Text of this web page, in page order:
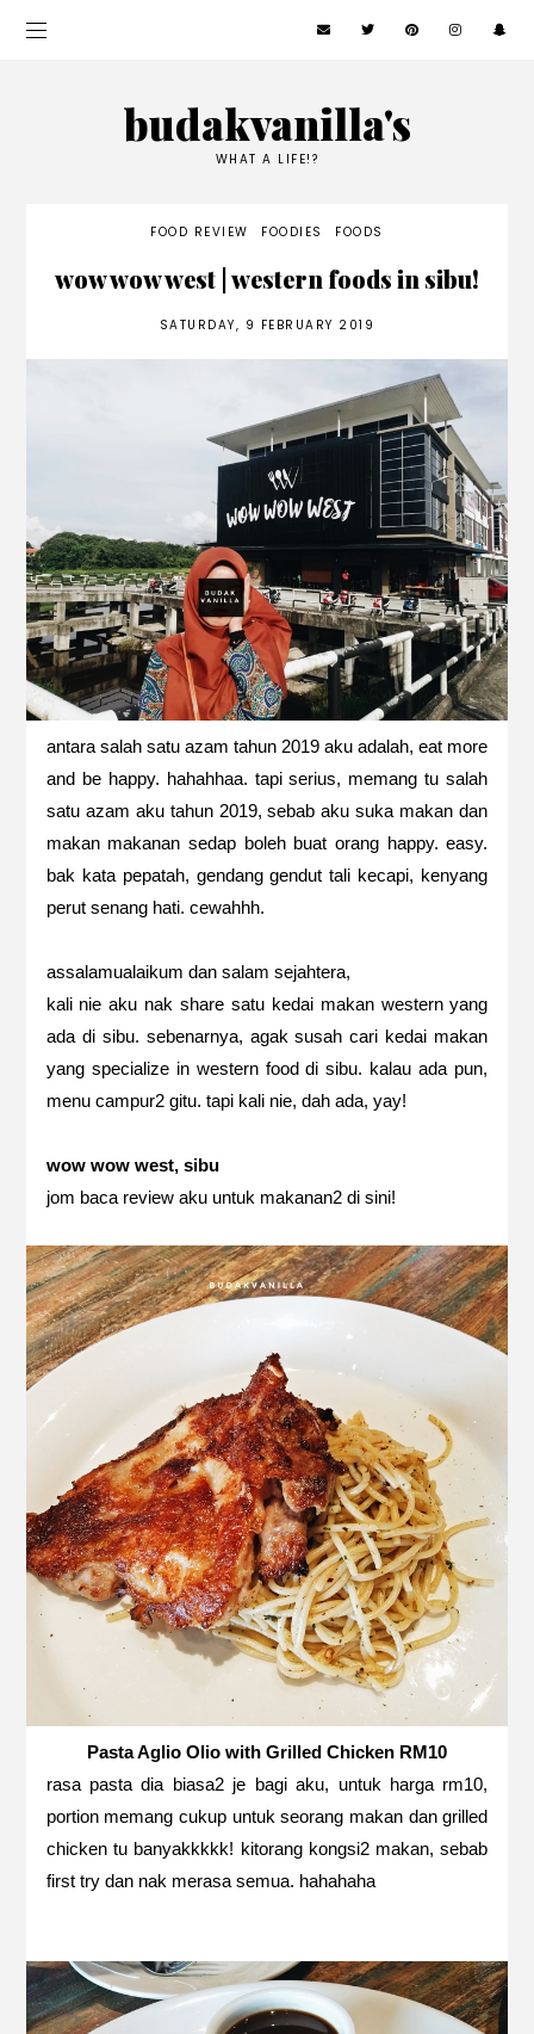
budakvanilla's
WHAT A LIFE!?
FOOD REVIEW FOODIES FOODS
wow wow west | western foods in sibu!
SATURDAY, 9 FEBRUARY 2019
antara salah satu azam tahun 2019 aku adalah, eat more
and be happy. hahahhaa. tapi serius, memang tu salah
satu azam aku tahun 2019, sebab aku suka makan dan
makan makanan sedap boleh buat orang happy. easy.
bak kata pepatah, gendang gendut tali kecapi, kenyang
perut senang hati. cewahhh.
assalamualaikum dan salam sejahtera,
kali nie aku nak share satu kedai makan western yang
ada di sibu. sebenarnya, agak susah cari kedai makan
yang specialize in western food di sibu. kalau ada pun,
menu campur2 gitu. tapi kali nie, dah ada, yay!
wow wow west, sibu
jom baca review aku untuk makanan2 di sini!
Pasta Aglio Olio with Grilled Chicken RM10
rasa pasta dia biasa2 je bagi aku, untuk harga rm10,
portion memang cukup untuk seorang makan dan grilled
chicken tu banyakkkkk! kitorang kongsi2 makan, sebab
first try dan nak merasa semua. hahahaha